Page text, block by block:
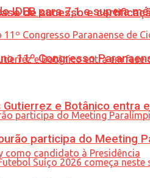
de sucesso e
e Botânico entra
IDEB para 7,1 e supera
11º Congresso
participa do Meeting